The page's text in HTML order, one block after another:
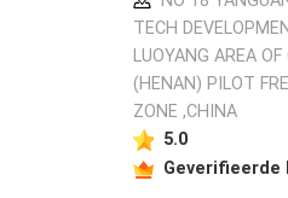
TECH
LUOYANG AREA
(HENAN) PILOT
ZONE ,CHINA
5.0
Geverifieerde